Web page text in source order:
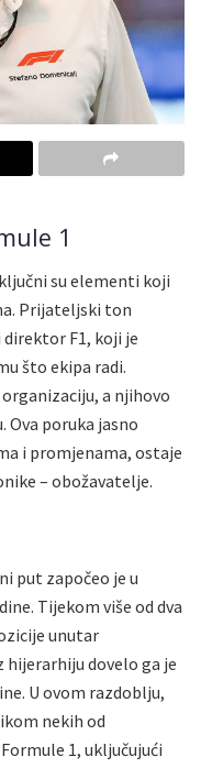
1
su elementi koji
Prijateljski ton
F1, koji je
što ekipa radi.
a njihovo
poruka jasno
i promjenama, ostaje
– obožavatelje.
put započeo je u
Tijekom više od dva
unutar
hijerarhiju dovelo ga je
U ovom razdoblju,
nekih od
1, uključujući